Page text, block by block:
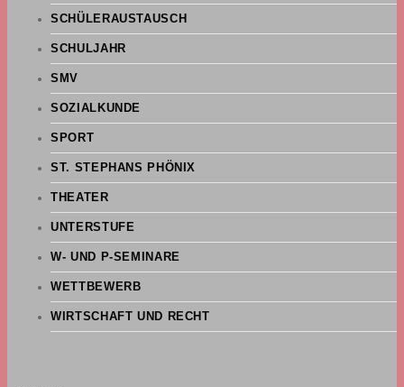
SCHÜLERAUSTAUSCH
SCHULJAHR
SMV
SOZIALKUNDE
SPORT
ST. STEPHANS PHÖNIX
THEATER
UNTERSTUFE
W- UND P-SEMINARE
WETTBEWERB
WIRTSCHAFT UND RECHT